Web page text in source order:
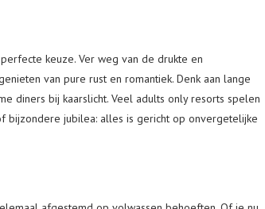
keuze. Ver weg van de drukte en
van pure rust en romantiek. Denk aan lange
diners bij kaarslicht. Veel adults only resorts spelen
bijzondere jubilea: alles is gericht op onvergetelijke